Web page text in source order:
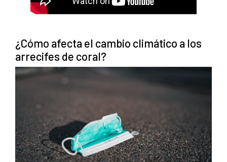
¿Cómo afecta el cambio climático a los
arrecifes de coral?